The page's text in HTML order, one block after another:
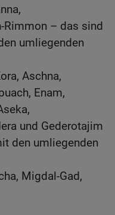
Rimmon – das sind
umliegenden
Aschna,
Enam,
und Gederotajim
den umliegenden
Migdal-Gad,